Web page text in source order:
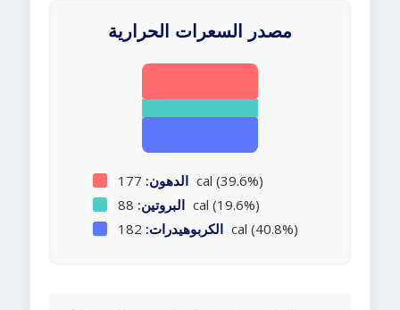
مصدر السعرات الحرارية
الدهون: 177 cal (39.6%)
البروتين: 88 cal (19.6%)
الكربوهيدرات: 182 cal (40.8%)